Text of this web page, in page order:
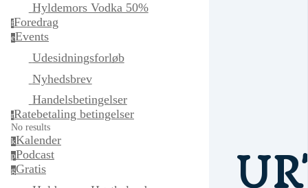
Hyldemors Vodka 50%
fForedrag
eEvents
Udesidningsforløb
Nyhedsbrev
Handelsbetingelser
rRatebetaling betingelser
No results
kKalender
pPodcast
gGratis